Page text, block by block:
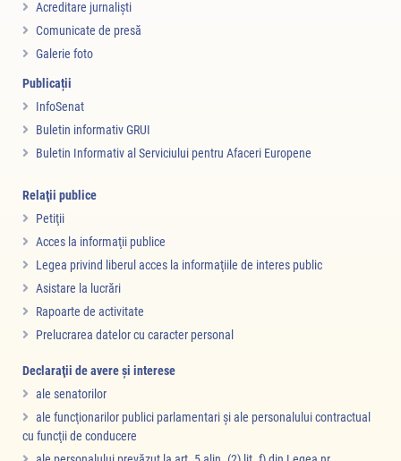
Acreditare jurnalişti
Comunicate de presă
Galerie foto
Publicații
InfoSenat
Buletin informativ GRUI
Buletin Informativ al Serviciului pentru Afaceri Europene
Relaţii publice
Petiţii
Acces la informaţii publice
Legea privind liberul acces la informaţiile de interes public
Asistare la lucrări
Rapoarte de activitate
Prelucrarea datelor cu caracter personal
Declaraţii de avere şi interese
ale senatorilor
ale funcţionarilor publici parlamentari şi ale personalului contractual
cu funcţii de conducere